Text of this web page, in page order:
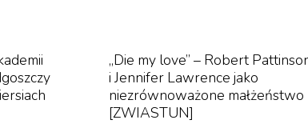
„Die my love” – Robert
i Jennifer Lawrence jako
niezrównoważone małżeństwo
[ZWIASTUN]